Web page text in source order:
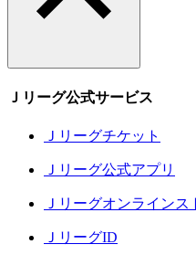
Ｊリーグ公式サービス
Ｊリーグチケット
Ｊリーグ公式アプリ
Ｊリーグオンラインス
ＪリーグID